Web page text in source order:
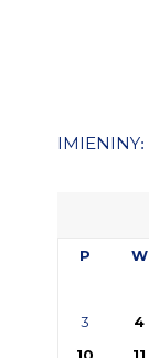
IMIENINY:
P W
3
4